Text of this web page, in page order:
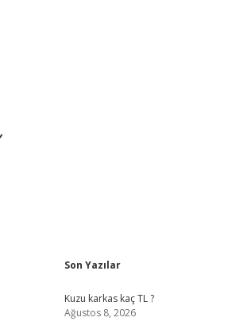
Sidebar
Son Yazılar
Kuzu karkas kaç TL ?
Ağustos 8, 2026